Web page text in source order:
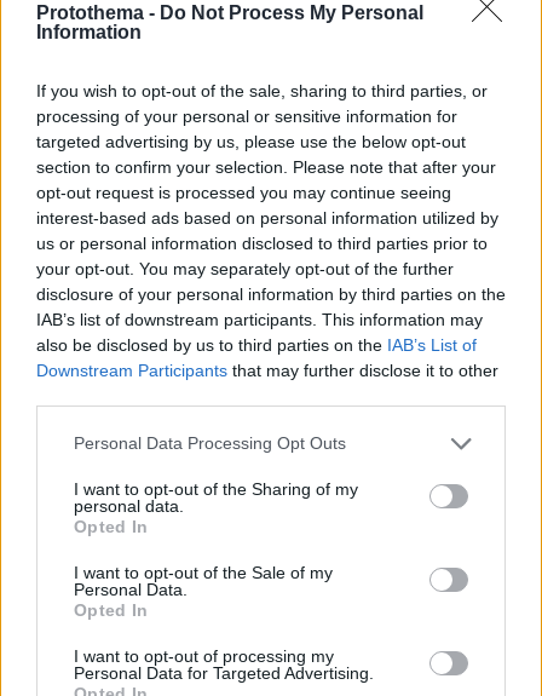
Protothema - Do Not Process My Personal
Information
If you wish to opt-out of the sale, sharing to third parties, or
processing of your personal or sensitive information for
targeted advertising by us, please use the below opt-out
section to confirm your selection. Please note that after your
opt-out request is processed you may continue seeing
interest-based ads based on personal information utilized by
us or personal information disclosed to third parties prior to
your opt-out. You may separately opt-out of the further
disclosure of your personal information by third parties on the
IAB’s list of downstream participants. This information may
also be disclosed by us to third parties on the IAB’s List of
Downstream Participants that may further disclose it to other
Please note that this website/app uses one or more Google
not limited to your visit or usage behaviour. You may click to
grant or deny consent to Google and its third-party tags to
use your data for below specified purposes in below Google
consent section.
Personal Data Processing Opt Outs
I want to opt-out of the Sharing of my
personal data.
Opted In
I want to opt-out of the Sale of my
Personal Data.
Opted In
I want to opt-out of processing my
Personal Data for Targeted Advertising.
Η σκοτεινή πλευρά του TikTok Live - Όταν το διαδίκτυο
γίνεται όπλο εκφοβισμού
Στο TikTok μπορεί κάποιος να βρει live μεταδόσεις
από χρήστες που βρίζουν, χλευάζουν, απειλούν και
γενικώς προωθούν ένα βίαιο και τοξικό πρότυπο,